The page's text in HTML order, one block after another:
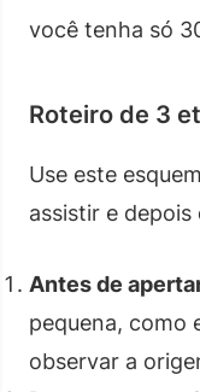
você tenha só
Roteiro de 3
Use este
assistir e depois
Antes de
pequena, como
observar a